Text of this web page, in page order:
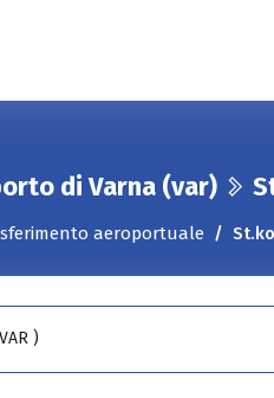
di Varna (var)
aeroportuale
)